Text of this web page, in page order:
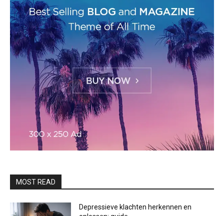
MOST READ
Depressieve klachten herkennen en